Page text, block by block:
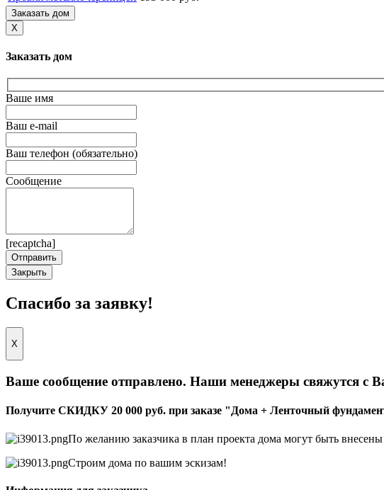
Заказать дом
X
Заказать дом
Ваше имя
Ваш e-mail
Ваш телефон (обязательно)
Сообщение
[recaptcha]
Закрыть
Спасибо за заявку!
X
Ваше сообщение отправлено. Наши менеджеры свяжутся с
Получите СКИДКУ 20 000 руб. при заказе "Дома + Ленточный
По желанию заказчика в план проекта дома могут быть
Строим дома по вашим эскизам!